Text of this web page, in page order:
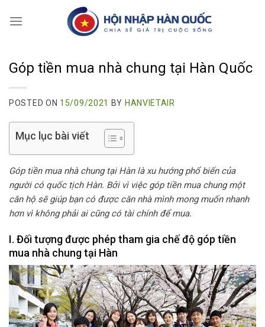
Góp tiền mua nhà chung tại Hàn Quốc
POSTED ON 15/09/2021 BY HANVIETAIR
Mục lục bài viết
Góp tiền mua nhà chung tại Hàn là xu hướng phổ biến của
người có quốc tịch Hàn. Bởi vì việc góp tiền mua chung một
căn hộ sẽ giúp bạn có được căn nhà mình mong muốn nhanh
hơn vì không phải ai cũng có tài chính để mua.
I. Đối tượng được phép tham gia chế độ góp tiền
mua nhà chung tại Hàn